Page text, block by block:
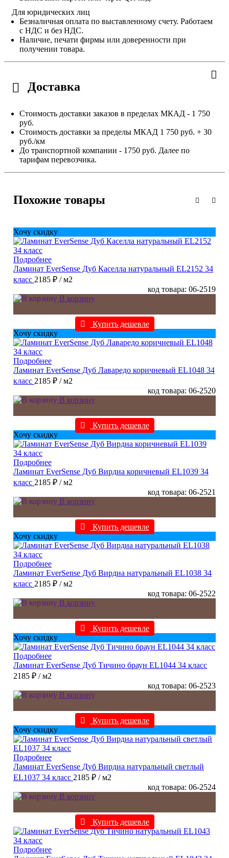
Для юридических лиц
Безналичная оплата по выставленному счету. Работаем
с НДС и без НДС.
Наличие, печати фирмы или доверенности при
получении товара.
Доставка
Стоимость доставки заказов в пределах МКАД - 1 750
руб.
Стоимость доставки за пределы МКАД 1 750 руб. + 30
руб./км
До транспортной компании - 1750 руб. Далее по
тарифам перевозчика.
Похожие товары
Хочу скидку
Подробнее
Ламинат EverSense Дуб Каселла натуральный EL2152 34
класс 2185 ₽ / м2
код товара: 06-2519
В корзину
Купить дешевле
Хочу скидку
Подробнее
Ламинат EverSense Дуб Лаваредо коричневый EL1048 34
класс 2185 ₽ / м2
код товара: 06-2520
В корзину
Купить дешевле
Хочу скидку
Подробнее
Ламинат EverSense Дуб Вирдиа коричневый EL1039 34
класс 2185 ₽ / м2
код товара: 06-2521
В корзину
Купить дешевле
Хочу скидку
Подробнее
Ламинат EverSense Дуб Вирдиа натуральный EL1038 34
класс 2185 ₽ / м2
код товара: 06-2522
В корзину
Купить дешевле
Хочу скидку
Подробнее
Ламинат EverSense Дуб Тичино браун EL1044 34 класс
2185 ₽ / м2
код товара: 06-2523
В корзину
Купить дешевле
Хочу скидку
Подробнее
Ламинат EverSense Дуб Вирдиа натуральный светлый
EL1037 34 класс 2185 ₽ / м2
код товара: 06-2524
В корзину
Купить дешевле
Подробнее